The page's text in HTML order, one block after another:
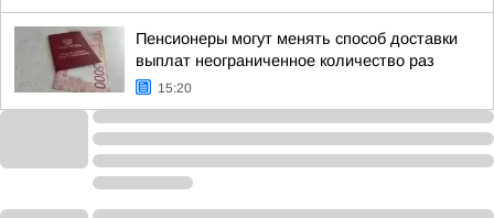
Пенсионеры могут менять способ доставки
выплат неограниченное количество раз
15:20